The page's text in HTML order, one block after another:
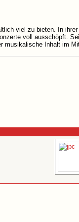
viel zu bieten. In
voll ausschöpft.
Inhalt im